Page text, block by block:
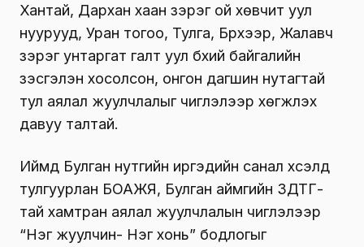
Хантай, Дархан хаан зэрэг ой хөвчит уул
нуурууд, Уран тогоо, Тулга, Бүрхээр, Жалавч
зэрэг унтаргат галт уул бүхий байгалийн
үзэсгэлэн хосолсон, онгон дагшин нутагтай
тул аялал жуулчлалыг чиглэлээр хөгжүүлэх
давуу талтай.
Иймд Булган нутгийн иргэдийн санал хүсэлд
тулгуурлан БОАЖЯ, Булган аймгийн ЗДТГ-
тай хамтран аялал жуулчлалын чиглэлээр
“Нэг жуулчин- Нэг хонь” бодлогыг